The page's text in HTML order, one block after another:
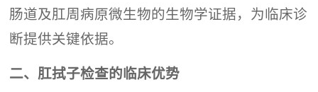
肠道及肛周病原微生物的生物学证据，为临床诊
断提供关键依据。
二、肛拭子检查的临床优势